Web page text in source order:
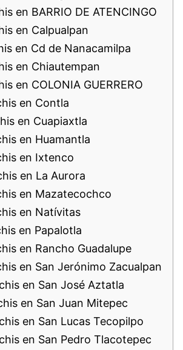
en BARRIO DE ATENCINGO
en Calpualpan
en Cd de Nanacamilpa
en Chiautempan
en COLONIA GUERRERO
en Contla
en Cuapiaxtla
en Huamantla
en Ixtenco
en La Aurora
en Mazatecochco
en Natívitas
en Papalotla
en Rancho Guadalupe
en San Jerónimo Zacualpan
en San José Aztatla
en San Juan Mitepec
en San Lucas Tecopilpo
en San Pedro Tlacotepec